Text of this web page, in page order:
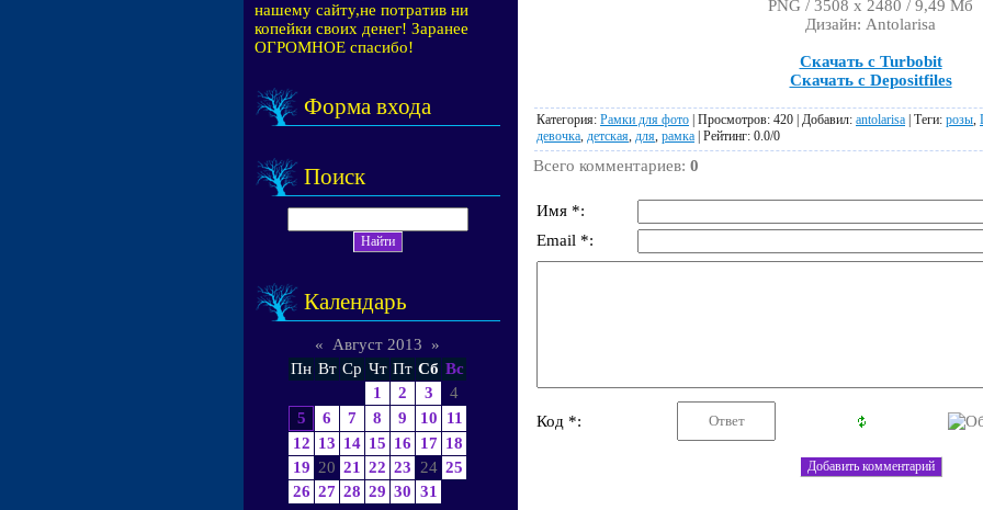
нашему сайту,не потратив ни
копейки своих денег! Заранее
ОГРОМНОЕ спасибо!
Форма входа
Поиск
Календарь
« Август 2013
»
Пн Вт Ср Чт Пт Сб Вс
1
2 3
4
5
6 7 8 9 10
11
12 13 14 15 16 17 18
19 20 21 22 23 24 25
26 27 28 29 30 31
PNG / 3508 x 2480 / 9,49 Мб
Дизайн: Antolarisa
Скачать с Turbobit
Скачать с Depositfiles
Категория: Рамки для фото | Просмотров: 420 | Добавил: antolarisa | Теги: розы
девочка детская для рамка | Рейтинг: 0.0/0
Всего комментариев: 0
Имя *:
Email *:
Код *: